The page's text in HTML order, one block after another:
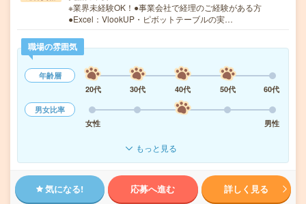
※業界未経験OK！●事業会社で経理のご経験がある方
●Excel：VlookUP・ピボットテーブルの実…
職場の雰囲気
年齢層
20代
30代 40代 50代
60代
男女比率
女性
男性
もっと見る
気になる! 応募へ進む 詳しく見る